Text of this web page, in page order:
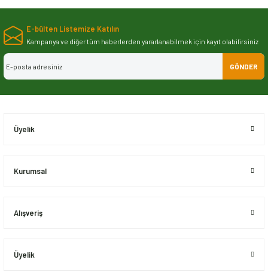
Bu ürünün fiyat bilgisi, resim, ürün açıklamalarında ve diğer konularda
iletebilirsiniz.
Görüş ve önerileriniz için teşekkür ederiz.
Ürün resmi kalitesiz, bozuk veya görüntülenemiyor.
E-bülten Listemize Katılın
Kampanya ve diğer tüm haberlerden yararlanabilmek için kayıt olabilirsiniz
GÖNDER
Üyelik
Kurumsal
Alışveriş
Üyelik